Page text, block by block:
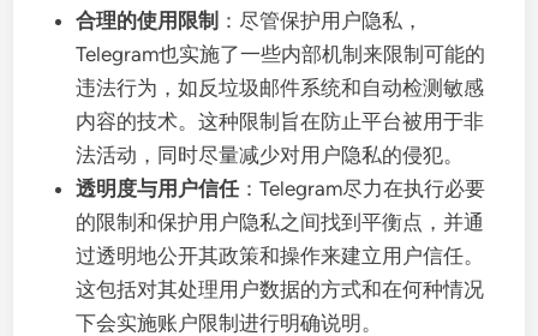
合理的使用限制 ：尽管保护用户隐私，
Telegram也实施了一些内部机制来限制可能的
违法行为，如反垃圾邮件系统和自动检测敏感
内容的技术。这种限制旨在防止平台被用于非
法活动，同时尽量减少对用户隐私的侵犯。
透明度与用户信任：Telegram尽力在执行必要
的限制和保护用户隐私之间找到平衡点，并通
过透明地公开其政策和操作来建立用户信任。
这包括对其处理用户数据的方式和在何种情况
下会实施账户限制进行明确说明。